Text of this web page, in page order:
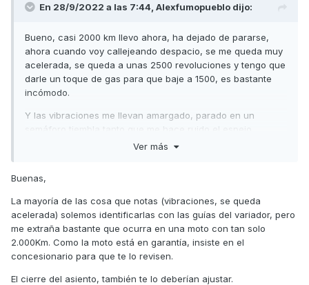
En 28/9/2022 a las 7:44, Alexfumopueblo dijo:
Bueno, casi 2000 km llevo ahora, ha dejado de pararse,
ahora cuando voy callejeando despacio, se me queda muy
acelerada, se queda a unas 2500 revoluciones y tengo que
darle un toque de gas para que baje a 1500, es bastante
incómodo.
Y las vibraciones me llevan amargado, parado en un
semáforo tiembla tanto que me hace ruido el espejo
derecho( sin tocar el freno)
con la mano arriba y abajo y con el caballete puesto hace
En marcha, todo bien, me gusta cómo va, pero estás cosas
no me dejan ir feliz en la moto.
Ver más
Buenas,
La mayoría de las cosa que notas (vibraciones, se queda
acelerada) solemos identificarlas con las guías del variador, pero
me extraña bastante que ocurra en una moto con tan solo
2.000Km. Como la moto está en garantía, insiste en el
concesionario para que te lo revisen.
El cierre del asiento, también te lo deberían ajustar.